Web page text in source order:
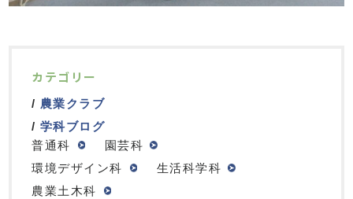
カテゴリー
農業クラブ
学科ブログ
普通科
園芸科
環境デザイン科
生活科学科
農業土木科